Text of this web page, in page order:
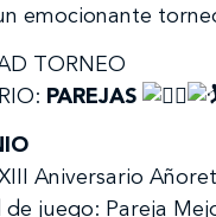
emocionante
TORNEO
PAREJAS
Aniversario
de juego: Pareja